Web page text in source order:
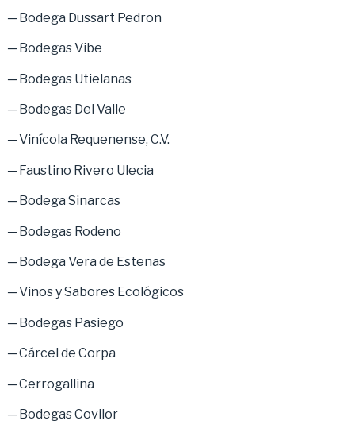
─ Bodega Dussart Pedron
─ Bodegas Vibe
─ Bodegas Utielanas
─ Bodegas Del Valle
─ Vinícola Requenense, C.V.
─ Faustino Rivero Ulecia
─ Bodega Sinarcas
─ Bodegas Rodeno
─ Bodega Vera de Estenas
─ Vinos y Sabores Ecológicos
─ Bodegas Pasiego
─ Cárcel de Corpa
─ Cerrogallina
─ Bodegas Covilor